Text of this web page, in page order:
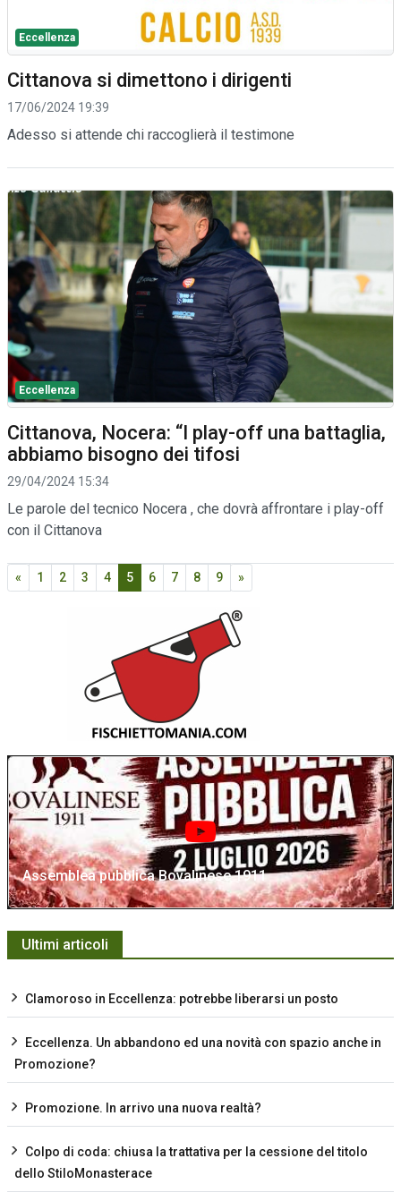
Eccellenza
Cittanova si dimettono i dirigenti
17/06/2024 19:39
Adesso si attende chi raccoglierà il testimone
Eccellenza
Cittanova, Nocera: “I play-off una battaglia,
abbiamo bisogno dei tifosi
29/04/2024 15:34
Le parole del tecnico Nocera , che dovrà affrontare i play-off
con il Cittanova
« 1 2 3 4 5 6 7 8 9 »
Assemblea pubblica Bovalinese 1911
Ultimi articoli
Clamoroso in Eccellenza: potrebbe liberarsi un posto
Eccellenza. Un abbandono ed una novità con spazio anche in
Promozione?
Promozione. In arrivo una nuova realtà?
Colpo di coda: chiusa la trattativa per la cessione del titolo
dello StiloMonasterace